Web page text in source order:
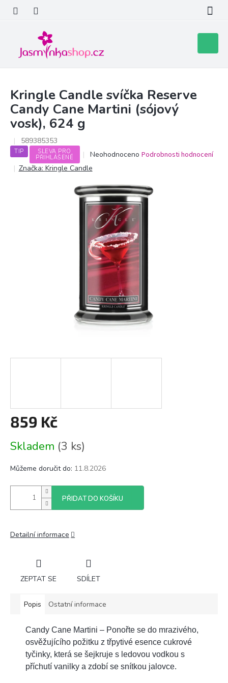
obsah
košík
Kringle Candle svíčka Reserve
Candy Cane Martini (sójový
vosk), 624 g
589385353
TIP
SLEVA PRO
PŘIHLÁŠENÉ
Průměrné
produktu
je
0,0
z
5
hvězdiček.
Neohodnoceno Podrobnosti hodnocení
Značka: Kringle Candle
859 Kč
cena:
Skladem (3 ks)
Můžeme doručit do: 11.8.2026
PŘIDAT DO KOŠÍKU
Detailní informace
ZEPTAT SE SDÍLET
Popis Ostatní informace
Candy Cane Martini – Ponořte se do mrazivého,
osvěžujícího požitku z třpytivé esence cukrové
tyčinky, která se šejkruje s ledovou vodkou s
příchutí vanilky a zdobí se snítkou jalovce.